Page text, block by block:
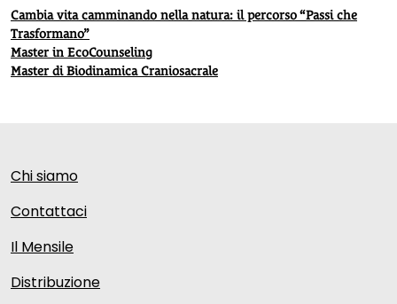
Cambia vita camminando nella natura: il percorso “Passi che
Trasformano”
Master in EcoCounseling
Master di Biodinamica Craniosacrale
Chi siamo
Contattaci
Il Mensile
Distribuzione